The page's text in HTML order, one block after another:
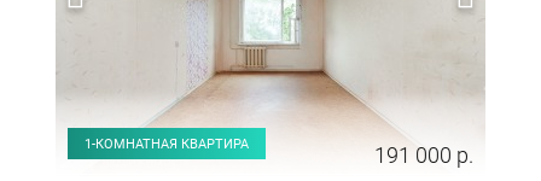
1-КОМНАТНАЯ КВАРТИРА 191 000 р.